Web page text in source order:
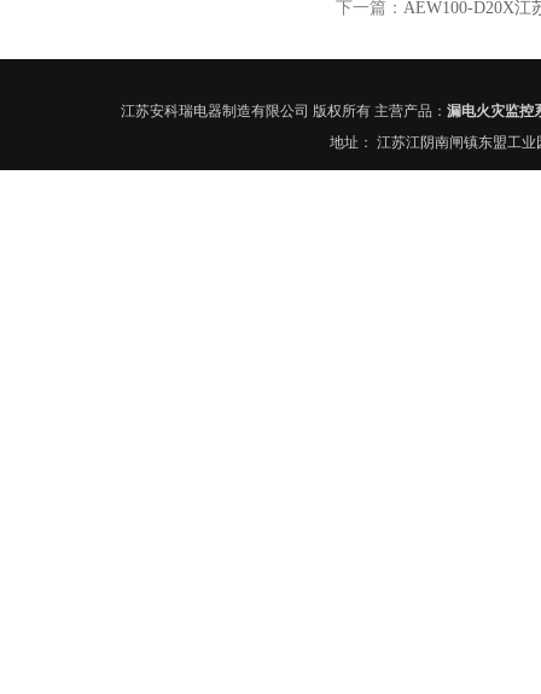
下一篇： AEW100-D20X江
江苏安科瑞电器制造有限公司 版权所有 主营产品： 漏电火灾监控
地址： 江苏江阴南闸镇东盟工业